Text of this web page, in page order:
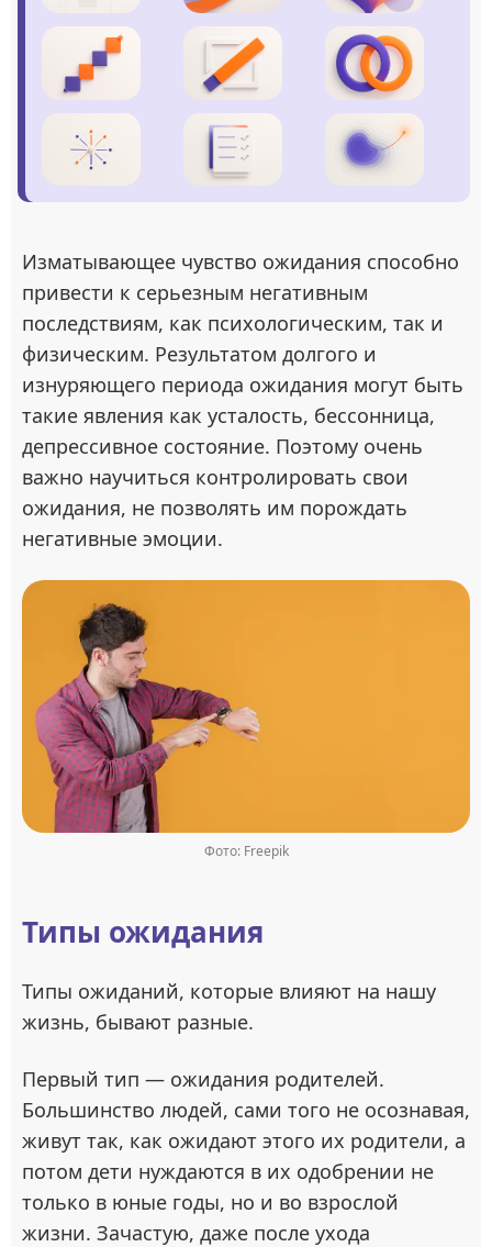
Изматывающее чувство ожидания способно
привести к серьезным негативным
последствиям, как психологическим, так и
физическим. Результатом долгого и
изнуряющего периода ожидания могут быть
такие явления как усталость, бессонница,
депрессивное состояние. Поэтому очень
важно научиться контролировать свои
ожидания, не позволять им порождать
негативные эмоции.
Фото: Freepik
Типы ожидания
Типы ожиданий, которые влияют на нашу
жизнь, бывают разные.
Первый тип — ожидания родителей.
Большинство людей, сами того не осознавая,
живут так, как ожидают этого их родители, а
потом дети нуждаются в их одобрении не
только в юные годы, но и во взрослой
жизни. Зачастую, даже после ухода